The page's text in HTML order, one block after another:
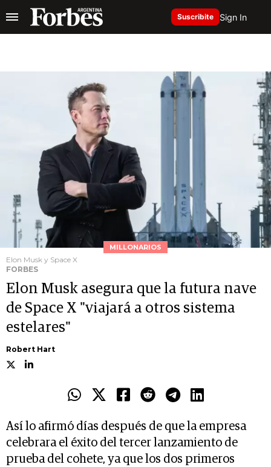
Suscribite Sign In
MILLONARIOS
Elon Musk y Space X
FORBES
Elon Musk asegura que la futura nave
de Space X "viajará a otros sistema
estelares"
Robert Hart
Así lo afirmó días después de que la empresa
celebrara el éxito del tercer lanzamiento de
prueba del cohete, ya que los dos primeros